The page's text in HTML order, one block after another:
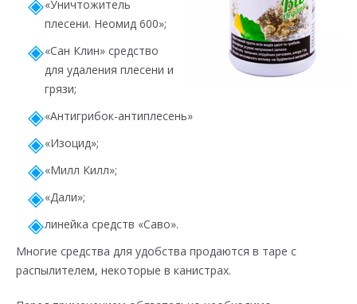
«Уничтожитель
плесени. Неомид 600»;
«Сан Клин» средство
для удаления плесени и
грязи;
«Антигрибок-антиплесень»
«Изоцид»;
«Милл Килл»;
«Дали»;
линейка средств «Саво».
Многие средства для удобства продаются в таре с
распылителем, некоторые в канистрах.